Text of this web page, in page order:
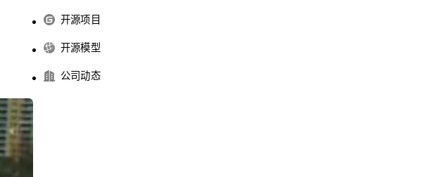
开源项目
开源模型
公司动态